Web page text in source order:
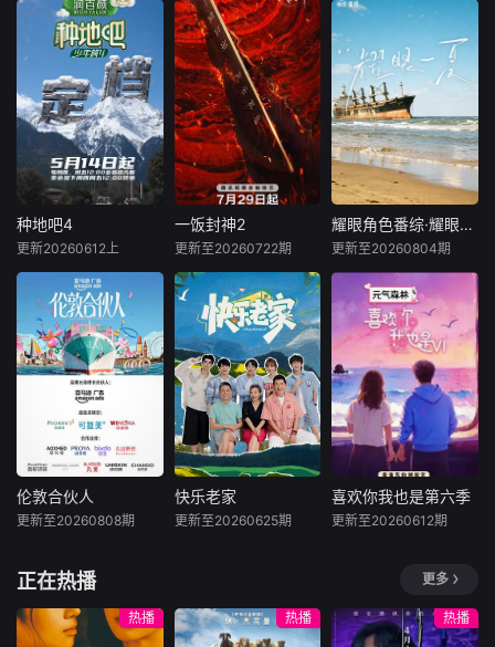
的周末事业局，
2026年第二季度周
六黄金档在浙江卫
视、中央宣传部电
影卫星频道播出。
選擇提款離場、繼
續挑戰，甚至是最
難的Monster關
卡。一旦過關失
敗，獎金即歸零！
素人版獨自闖關，
力爭最高十萬元獎
金。明星版為觀眾
謀福利，而觀眾參
與直播間互動，狂
撳Emoji為參賽歌手
打氣，同時有機會
贏取獎金、禮品。
剧情简介暂缺，敬
请期待
许效舜
剧情简介暂缺，敬
请期待
刘世允
의 3번째 시즌 - 이
번에는 유럽이다!! &
quot;제작진은 여기
서 역할이 뭐야?&qu
ot; 게임을 통해 진
출연자가 여행비의
독박을 쓰는 전무후
무 여행기 그러나, 더
무서운 건 최종 독박
벌칙인데... 과연 이
种地吧4
全新地图解锁中！
脚下的土地变了，
但十个勤天那份“想
把地种好”的滚烫初
心不变！将“见天地
之广阔，解民生之
多艰”的信念撒向更
远的远方，绘制一
幅属于当代新农人
的蓬勃画卷！
种地吧4
更新20260612上
一饭封神2
新一季，新玩
法，厨艺展示全新
升级！厨神级的美
味将持续上演，每
一道都值得期待，
已经盼着开宴瞬间
的美味暴击了！
一饭封神2
更新至20260722期
耀眼角色番综·耀眼一夏
毛俊杰
《耀眼一夏》是电
视剧《耀眼》售后
的毕业角色番综，
由关晓彤、李昀
锐、毛俊杰、边天
扬、王翰闻、高秋
梓原班主演齐聚录
制。扎扎亭的老朋
友们陆续回来，大
家一起笑闹，一起
耀眼角色番综·耀眼一夏
更新至20260804期
伦敦合伙人
《伦敦合伙人》是
由湖南卫视、芒果
TV、小芒联合出品
的青春合伙人开店
伦敦合伙人
更新至20260808期
快乐老家
的资深艺人老友
团，以“旅居养老试
快乐老家
更新至20260625期
喜欢你我也是第六季
#2026爱桃综
快乐不重样##202
6爱奇艺新生片单#
#喜欢你我也是#第
喜欢你我也是第六季
更新至20260612期
正在热播 更多
热播 热播 热播